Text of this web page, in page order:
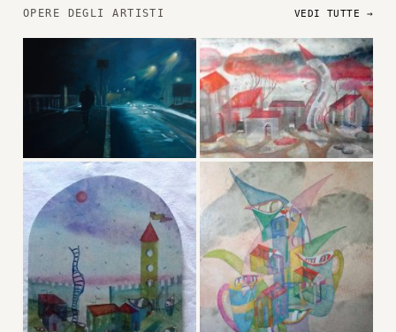
OPERE DEGLI ARTISTI VEDI TUTTE →